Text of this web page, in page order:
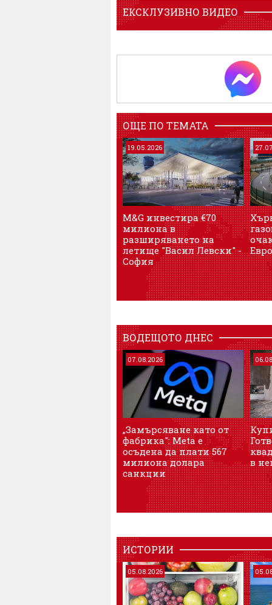
ЕКСКЛУЗИВНО ВИДЕО
ОЩЕ ПО ТЕМАТА
19.05.2026
M&G инвестира €70
милиона в
разширяването на
летище "Васил Левски" -
София
ВОДЕЩОТО ДНЕС
07.08.2026
„Замърсяване като от
фабрика": Meta е
осъдена да плати 567
милиона долара
санкции
в
ИСТОРИИ
05.08.2026